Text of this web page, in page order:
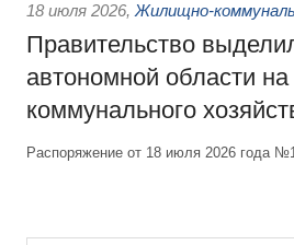
18 июля 2026, Жилищно-
Правительство
автономной области
коммунального
Распоряжение от 18 июля 2026 года